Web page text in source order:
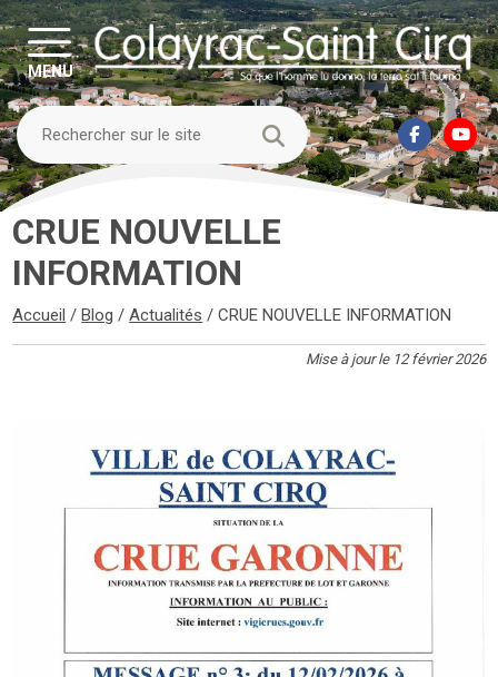
MENU
CRUE NOUVELLE
INFORMATION
Accueil /Blog /Actualités /CRUE NOUVELLE INFORMATION
Mise à jour le 12 février 2026